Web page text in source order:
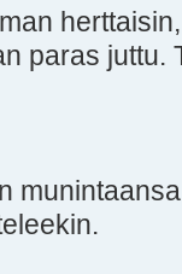
paras juttu.